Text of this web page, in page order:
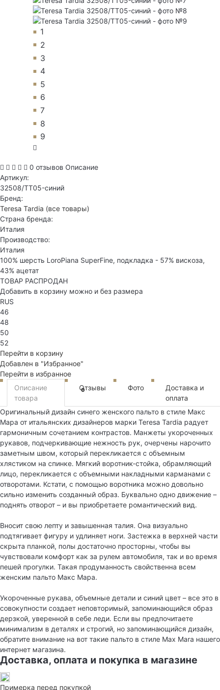
1
2
3
4
5
6
7
8
9
0 отзывов Описание
Артикул:
32508/TT05-синий
Бренд:
Teresa Tardia (все товары)
Страна бренда:
Италия
Производство:
Италия
100% шерсть LoroPiana SuperFine, подкладка - 57% вискоза,
43% ацетат
ТОВАР РАСПРОДАН
Добавить в корзину можно и без размера
RUS
46
48
50
52
Перейти в корзину
Добавлен в "Избранное"
Перейти в избранное
Описание
товара
Отзывы
0 Фото
Доставка и
оплата
Оригинальный дизайн синего женского пальто в стиле Макс
Мара от итальянских дизайнеров марки Teresa Tardia радует
гармоничным сочетанием контрастов. Манжеты укороченных
рукавов, подчеркивающие нежность рук, очерчены нарочито
заметным швом, который перекликается с объемным
хлястиком на спинке. Мягкий воротник-стойка, обрамляющий
лицо, перекликается с объемными накладными карманами с
отворотами. Кстати, с помощью воротника можно довольно
сильно изменить созданный образ. Буквально одно движение –
поднять отворот – и вы приобретаете романтический вид.
Вносит свою лепту и завышенная талия. Она визуально
подтягивает фигуру и удлиняет ноги. Застежка в верхней части
скрыта планкой, полы достаточно просторны, чтобы вы
чувствовали комфорт как за рулем автомобиля, так и во время
пешей прогулки. Такая продуманность свойственна всем
женским пальто Макс Мара.
Укороченные рукава, объемные детали и синий цвет – все это в
совокупности создает неповторимый, запоминающийся образ
дерзкой, уверенной в себе леди. Если вы предпочитаете
минимализм в деталях и строгий, но запоминающийся дизайн,
обратите внимание на вот такие пальто в стиле Max Mara нашего
интернет магазина.
Доставка, оплата и покупка в магазине
Примерка перед покупкой